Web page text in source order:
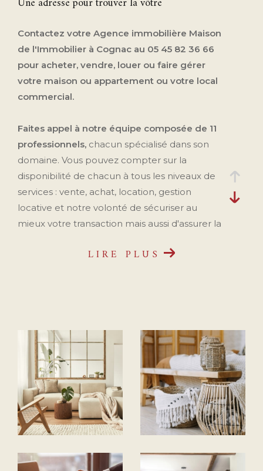
Contactez votre Agence immobilière Maison
de l'Immobilier à Cognac au 05 45 82 36 66
pour acheter, vendre, louer ou faire gérer
votre maison ou appartement ou votre local
commercial.
Faites appel à notre équipe composée de 11
professionnels, chacun spécialisé dans son
domaine. Vous pouvez compter sur la
disponibilité de chacun à tous les niveaux de
services : vente, achat, location, gestion
locative et notre volonté de sécuriser au
mieux votre transaction mais aussi d'assurer la
Située Place François 1er à Cognac , en
Nouvelle-Aquitaine, notre agence bénéficie
d'une notoriété et d'une excellente
réputation depuis plus de 40 ans.
A Cognac et dans un rayon de 15 à 20 kms, au
cœur de la Charente et de la Charente
Maritime, nous vous proposons un choix
appartements, maisons de ville, charentaises,
LIRE PLUS